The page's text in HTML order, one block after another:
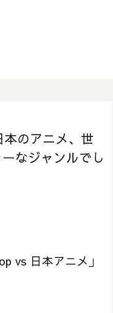
のアニメ、世
なジャンルでし
vs 日本アニメ」